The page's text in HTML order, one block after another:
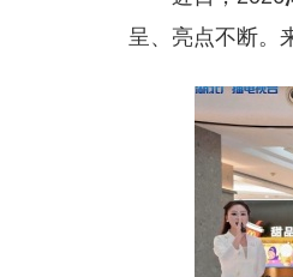
呈、亮点不断。